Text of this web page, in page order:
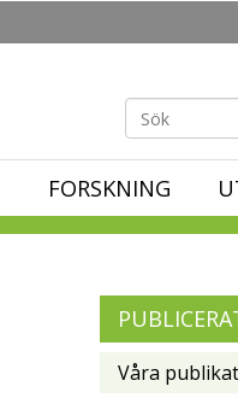
FORSKNING
Våra